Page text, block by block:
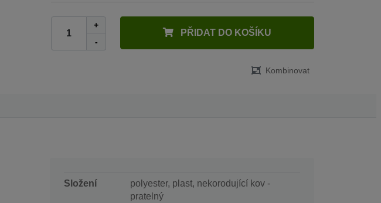
+
-
PŘIDAT DO KOŠÍKU
Kombinovat
Složení
polyester, plast, nekorodující kov -
pratelný